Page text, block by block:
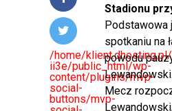
/home/
ii3e/public_html/wp-
content/plugins/mvp-
social-
buttons/mvp-
Stadionu
Podstawowa
spotkaniu na
powodu
Lewandowski.
Mecz